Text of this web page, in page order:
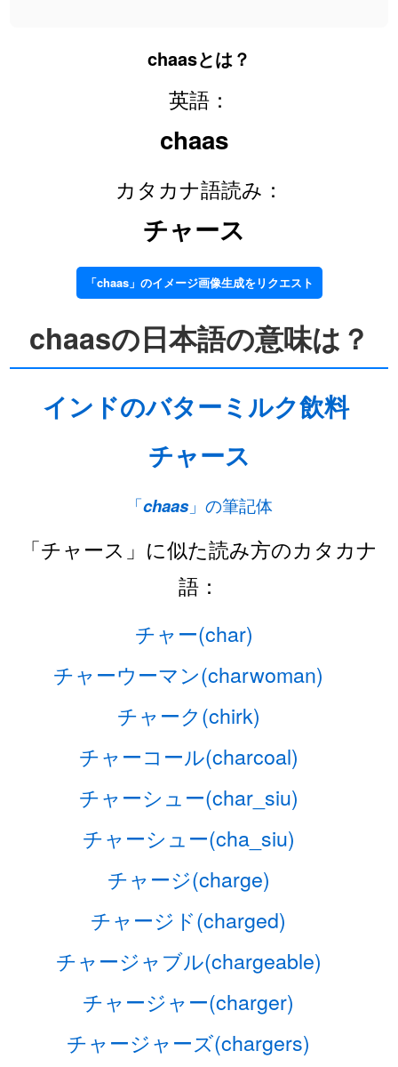
chaasとは？
英語：
chaas
カタカナ語読み：
チャース
「chaas」のイメージ画像生成をリクエスト
chaasの日本語の意味は？
インドのバターミルク飲料
チャース
「chaas」の筆記体
「チャース」に似た読み方のカタカナ
語：
チャー(char)
チャーウーマン(charwoman)
チャーク(chirk)
チャーコール(charcoal)
チャーシュー(char_siu)
チャーシュー(cha_siu)
チャージ(charge)
チャージド(charged)
チャージャブル(chargeable)
チャージャー(charger)
チャージャーズ(chargers)